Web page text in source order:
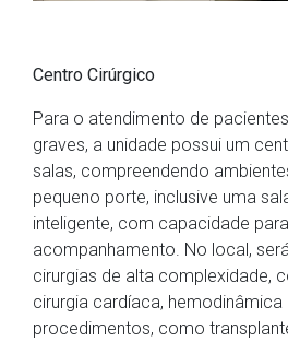
Centro Cirúrgico
Para o atendimento de
graves, a unidade possui um
salas, compreendendo
pequeno porte, inclusive uma
inteligente, com capacidade
acompanhamento. No local,
cirurgias de alta complexidade,
cirurgia cardíaca, hemodinâmica
procedimentos, como